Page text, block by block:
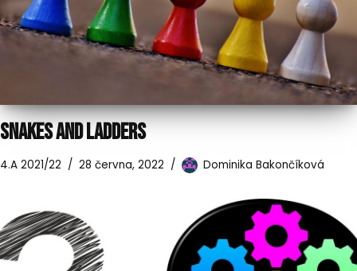
SNAKES AND LADDERS
4.A 2021/22 28 června, 2022 Dominika Bakončíková